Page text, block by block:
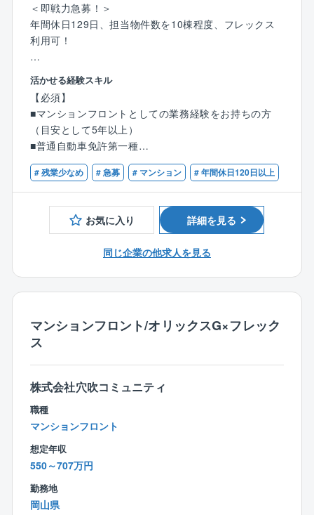
※平均残業時間20時間～30時間
※休日出勤は基本少なめですが、対応いただいた場合は
振替休日を取得いただきます。
【事業基盤】
株式会社大京のグループ会社であり、分譲マンション
（サーパスマンション）の管理を中心とした建物の維
持管理業を全国で展開しており、毎年管理戸数受注実
績を着実に伸ばしています。
＜即戦力急募！＞
年間休日129日、担当物件数を10棟程度、フレックス
利用可！
愛知県名古屋市勤務にて、同社が管理する分譲マンシ
ョン管理組合の窓口（フロント営業担当）として、マ
ンション管理に関わるサポート/提案活動を担当頂きま
す。
【具体的には】
■担当マンションの管理組合からの問い合わせ対応
■理事会や総会の運営サポート（打ち合わせ・資料作
■管理員、清掃員、協力会社、関係部署とのやりとり
■修繕計画などの企画提案
■予算・決算のサポート
務と内勤のデスクワーク(書類作成、各種手配・調整等)
は半々程度の割合です。
また担当物件数を10棟程度に設定し1人当たりの担当物
件数を抑えることで、その分きめ細かい対応を行って
います。
【就業環境】
完全週休2日制で原則は土曜、日曜、祝日がお休みで
す。
もありますが、平日に振替休日を取得して頂きます。
またコールセンターが1次対応を行っているため、休日
活かせる経験スキル
【必須】
■マンションフロントとしての業務経験をお持ちの方
（目安として5年以上）
■普通自動車免許第一種
【歓迎】
■管理業務主任者
■宅地建物取引士
# 残業少なめ # 急募 # マンション # 年間休日120日以上
お気に入り 詳細を見る
同じ企業の他求人を見る
マンションフロント/オリックスG×フレック
ス
株式会社穴吹コミュニティ
職種
マンションフロント
想定年収
550～707万円
勤務地
岡山県